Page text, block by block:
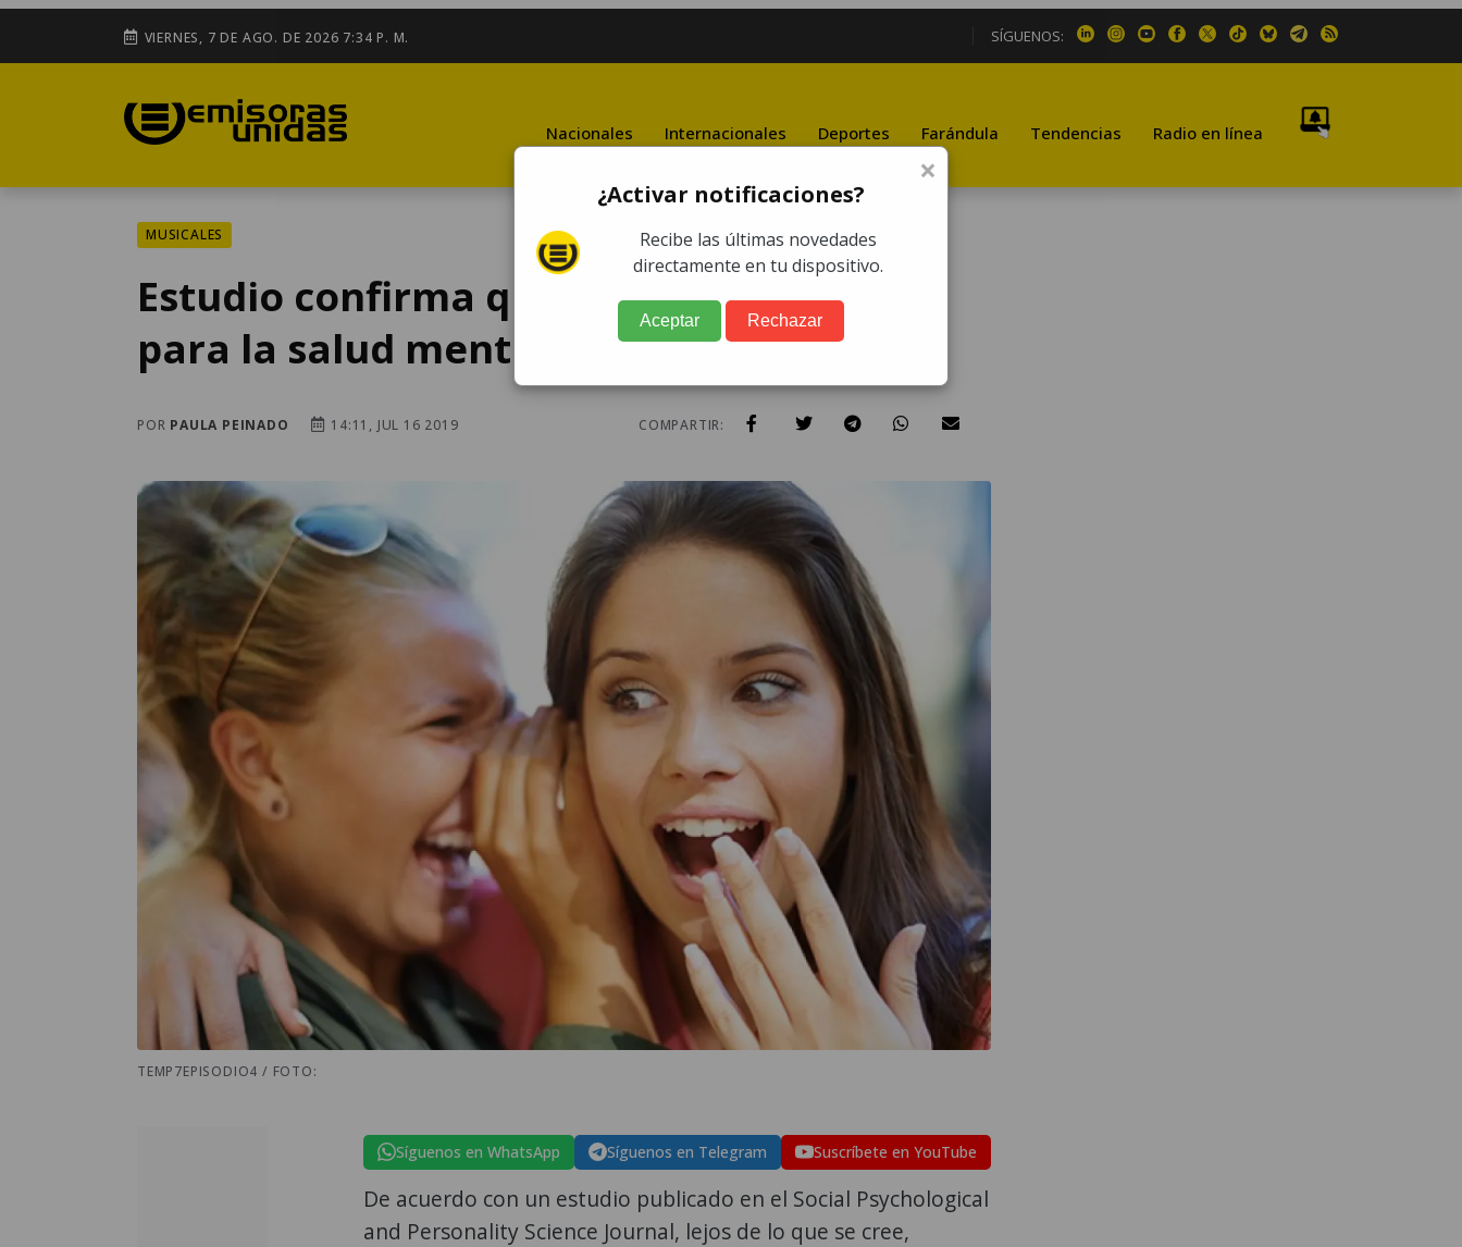
VIERNES, 7 DE AGO. DE 2026 7:34 P. M. SÍGUENOS:
Nacionales Internacionales Deportes Farándula Tendencias Radio en línea
MUSICALES
Estudio confirma que el chisme es bueno
para la salud mental...
POR PAULA PEINADO 14:11, JUL 16 2019 COMPARTIR:
TEMP7EPISODIO4 / FOTO:
Síguenos en WhatsApp Síguenos en Telegram Suscríbete en YouTube
De acuerdo con un estudio publicado en el Social Psychological
and Personality Science Journal, lejos de lo que se cree,
×
¿Activar notificaciones?
Recibe las últimas novedades
directamente en tu dispositivo.
Aceptar Rechazar